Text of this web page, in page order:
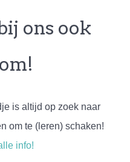
ons ook
is altijd op zoek naar
om te (leren) schaken!
info!